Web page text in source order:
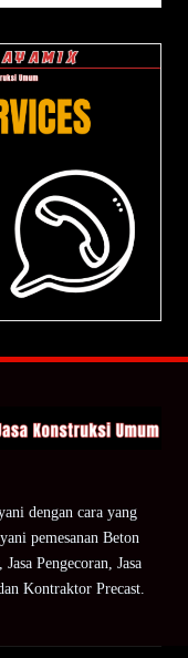
dengan cara yang
pemesanan Beton
Pengecoran, Jasa
Kontraktor Precast.